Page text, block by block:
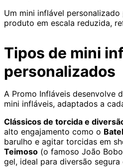
Um mini inflável
produto em escala reduzida,
Tipos de mini
personalizados
A Promo Infláveis desenvolve
mini infláveis, adaptados a
Clássicos de torcida e
alto engajamento como o
barulho e agitar torcidas em
Teimoso (o famoso João
gel, ideal para diversão